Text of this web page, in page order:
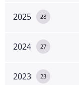
2025 28
2024 27
2023 23